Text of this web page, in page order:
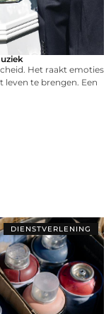
Het raakt emoties
te brengen. Een
DIENSTVERLENING